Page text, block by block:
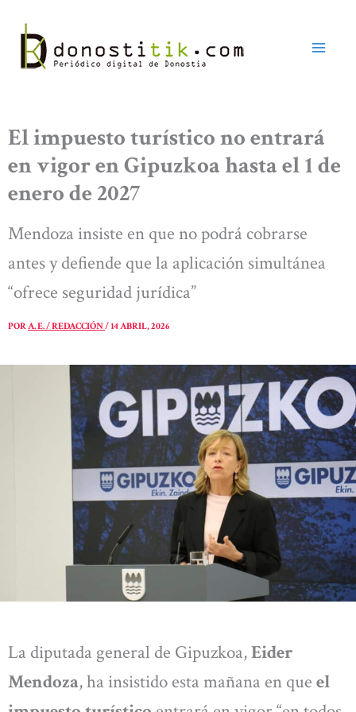
contenido
El impuesto turístico no entrará
en vigor en Gipuzkoa hasta el 1 de
enero de 2027
Mendoza insiste en que no podrá cobrarse
antes y defiende que la aplicación simultánea
“ofrece seguridad jurídica”
PORA. E. / REDACCIÓN/14 ABRIL, 2026
La diputada general de Gipuzkoa,Eider
Mendoza, ha insistido esta mañana en que el